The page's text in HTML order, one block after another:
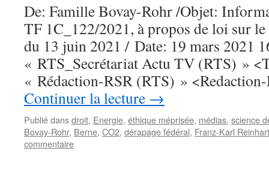
De: Famille Bovay-Rohr /Objet:
TF 1C_122/2021, à propos de loi sur
du 13 juin 2021 / Date: 19 mars 2021
« RTS_Secrétariat Actu TV (RTS) »
« Rédaction-RSR (RTS) »
Continuer la lecture →
Publié dansdroit, Energie, éthique méprisée, médias, science
Bovay-Rohr, Berne, CO2, dérapage fédéral, Franz-Karl Reinhart
commentaire